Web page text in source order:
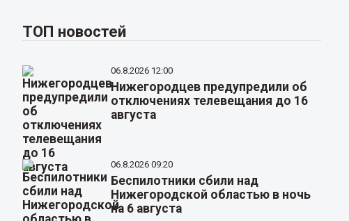
ТОП новостей
06.8.2026 12:00
Нижегородцев предупредили об
отключениях телевещания до 16
августа
06.8.2026 09:20
Беспилотники сбили над
Нижегородской областью в ночь
на 6 августа